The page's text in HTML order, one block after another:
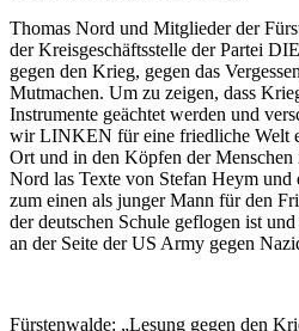
Thomas Nord und Mitglieder der
der Kreisgeschäftsstelle der Partei
gegen den Krieg, gegen das
Mutmachen. Um zu zeigen, dass
Instrumente geächtet werden und
wir LINKEN für eine friedliche Welt
Ort und in den Köpfen der
Nord las Texte von Stefan Heym und
zum einen als junger Mann für den
der deutschen Schule geflogen ist
an der Seite der US Army gegen
Fürstenwalde: „Lesung gegen den